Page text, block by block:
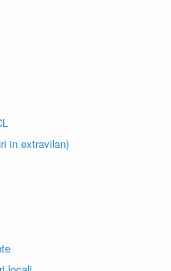
in extravilan)